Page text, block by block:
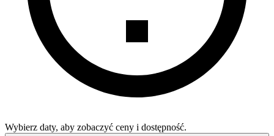
Wybierz daty, aby zobaczyć ceny i dostępność.